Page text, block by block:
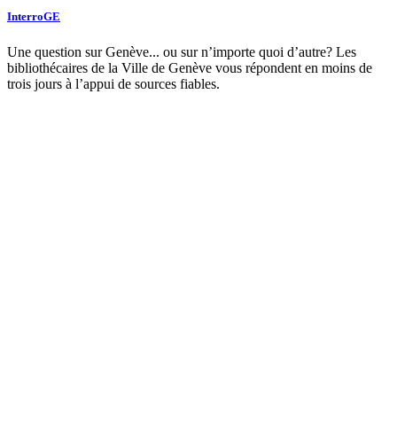
InterroGE
Une question sur Genève... ou sur n’importe quoi d’autre? Les
bibliothécaires de la Ville de Genève vous répondent en moins de
trois jours à l’appui de sources fiables.